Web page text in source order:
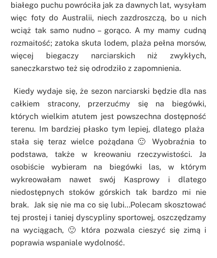
białego puchu powróciła jak za dawnych lat, wysyłam
więc foty do Australii, niech zazdroszczą, bo u nich
wciąż tak samo nudno – gorąco. A my mamy cudną
rozmaitość; zatoka skuta lodem, plaża pełna morsów,
więcej biegaczy narciarskich niż zwykłych,
saneczkarstwo też się odrodziło z zapomnienia.
Kiedy wydaje się, że sezon narciarski będzie dla nas
całkiem stracony, przerzućmy się na biegówki,
których wielkim atutem jest powszechna dostępność
terenu. Im bardziej płasko tym lepiej, dlatego plaża
stała się teraz wielce pożądana 🙂 Wyobraźnia to
podstawa, także w kreowaniu rzeczywistości. Ja
osobiście wybieram na biegówki las, w którym
wykreowałam nawet swój Kasprowy i dlatego
niedostępnych stoków górskich tak bardzo mi nie
brak. Jak się nie ma co się lubi…Polecam skosztować
tej prostej i taniej dyscypliny sportowej, oszczędzamy
na wyciągach, 🙂 która pozwala cieszyć się zimą i
poprawia wspaniale wydolność.